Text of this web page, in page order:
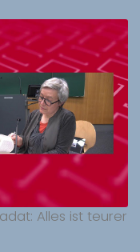
Alles ist teurer